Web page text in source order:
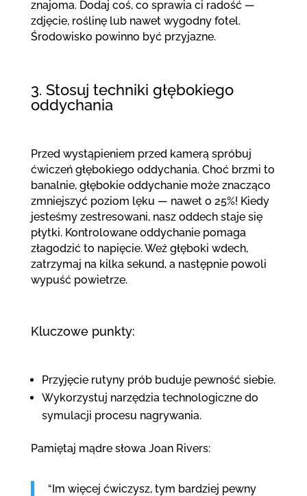
znajoma. Dodaj coś, co sprawia ci radość —
zdjęcie, roślinę lub nawet wygodny fotel.
Środowisko powinno być przyjazne.
3. Stosuj techniki głębokiego
oddychania
Przed wystąpieniem przed kamerą spróbuj
ćwiczeń głębokiego oddychania. Choć brzmi to
banalnie, głębokie oddychanie może znacząco
zmniejszyć poziom lęku — nawet o 25%! Kiedy
jesteśmy zestresowani, nasz oddech staje się
płytki. Kontrolowane oddychanie pomaga
złagodzić to napięcie. Weź głęboki wdech,
zatrzymaj na kilka sekund, a następnie powoli
wypuść powietrze.
Kluczowe punkty:
Przyjęcie rutyny prób buduje pewność siebie.
Wykorzystuj narzędzia technologiczne do
symulacji procesu nagrywania.
Pamiętaj mądre słowa Joan Rivers:
“Im więcej ćwiczysz, tym bardziej pewny